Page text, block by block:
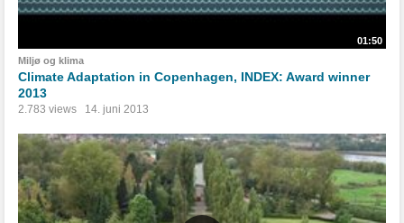
01:50
Miljø og klima
Climate Adaptation in Copenhagen, INDEX: Award winner
2013
2.783 views 14. juni 2013